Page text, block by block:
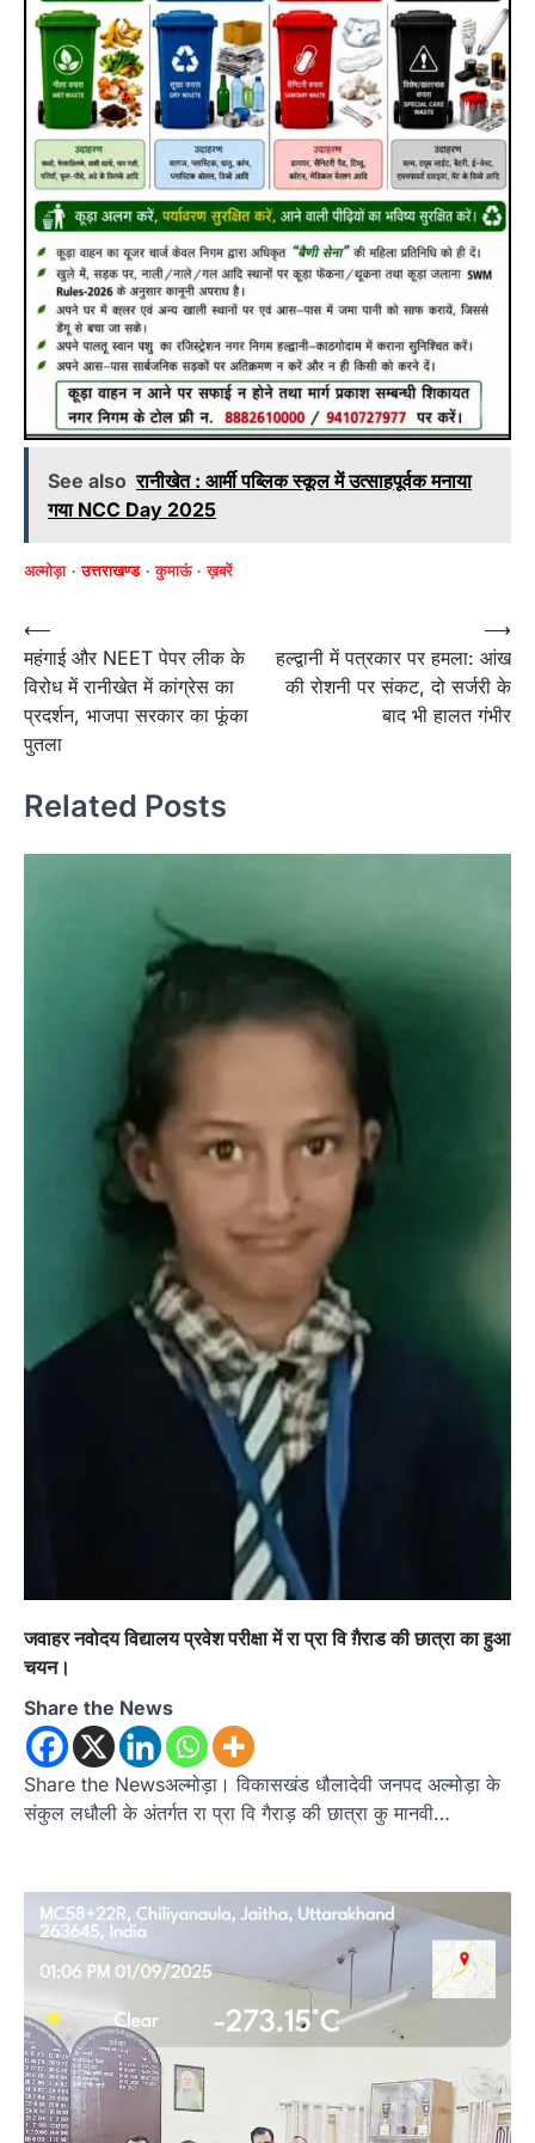
See also रानीखेत : आर्मी पब्लिक स्कूल में उत्साहपूर्वक मनाया
गया NCC Day 2025
अल्मोड़ा उत्तराखण्ड कुमाऊं ख़बरें
Post
navigation
⟵
महंगाई और NEET पेपर लीक के
विरोध में रानीखेत में कांग्रेस का
प्रदर्शन, भाजपा सरकार का फूंका
पुतला
हल्द्वानी में पत्रकार पर हमला: आंख
की रोशनी पर संकट, दो सर्जरी के
बाद भी हालत गंभीर
⟶
Related Posts
जवाहर नवोदय विद्यालय प्रवेश परीक्षा में रा प्रा वि ग़ैराड की छात्रा का हुआ
चयन।
Share the News
Share the Newsअल्मोड़ा‌। विकासखंड धौलादेवी जनपद अल्मोड़ा के
संकुल लधौली के अंतर्गत रा प्रा वि गैराड़ की छात्रा कु मानवी…